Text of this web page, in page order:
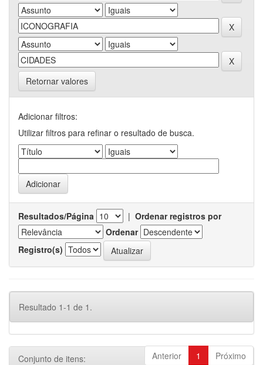
Retornar valores
Adicionar filtros:
Utilizar filtros para refinar o resultado de busca.
Resultados/Página | Ordenar registros por
Ordenar
Registro(s)
Resultado 1-1 de 1.
Anterior 1 Próximo
Conjunto de itens: